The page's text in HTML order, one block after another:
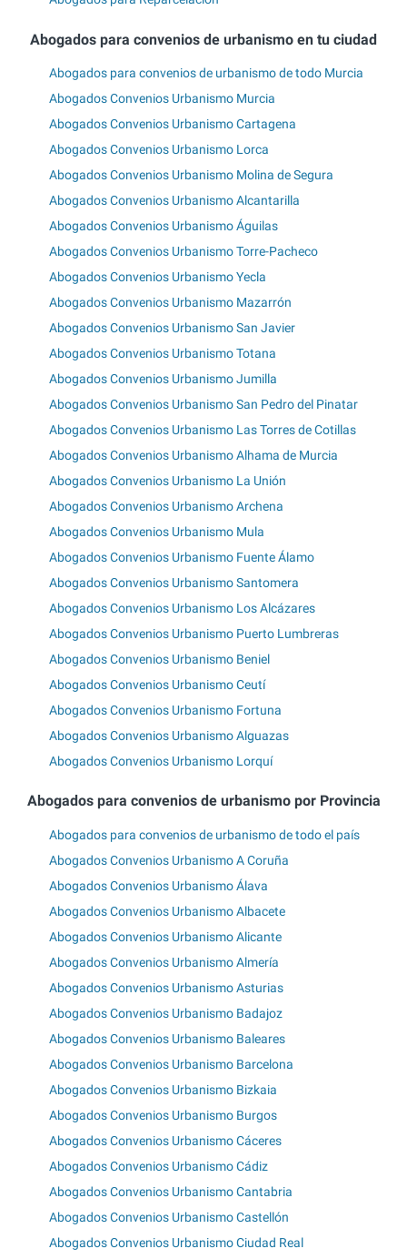
Abogados para convenios de urbanismo en tu ciudad
Abogados para convenios de urbanismo de todo Murcia
Abogados Convenios Urbanismo Murcia
Abogados Convenios Urbanismo Cartagena
Abogados Convenios Urbanismo Lorca
Abogados Convenios Urbanismo Molina de Segura
Abogados Convenios Urbanismo Alcantarilla
Abogados Convenios Urbanismo Águilas
Abogados Convenios Urbanismo Torre-Pacheco
Abogados Convenios Urbanismo Yecla
Abogados Convenios Urbanismo Mazarrón
Abogados Convenios Urbanismo San Javier
Abogados Convenios Urbanismo Totana
Abogados Convenios Urbanismo Jumilla
Abogados Convenios Urbanismo San Pedro del Pinatar
Abogados Convenios Urbanismo Las Torres de Cotillas
Abogados Convenios Urbanismo Alhama de Murcia
Abogados Convenios Urbanismo La Unión
Abogados Convenios Urbanismo Archena
Abogados Convenios Urbanismo Mula
Abogados Convenios Urbanismo Fuente Álamo
Abogados Convenios Urbanismo Santomera
Abogados Convenios Urbanismo Los Alcázares
Abogados Convenios Urbanismo Puerto Lumbreras
Abogados Convenios Urbanismo Beniel
Abogados Convenios Urbanismo Ceutí
Abogados Convenios Urbanismo Fortuna
Abogados Convenios Urbanismo Alguazas
Abogados Convenios Urbanismo Lorquí
Abogados para convenios de urbanismo por Provincia
Abogados para convenios de urbanismo de todo el país
Abogados Convenios Urbanismo A Coruña
Abogados Convenios Urbanismo Álava
Abogados Convenios Urbanismo Albacete
Abogados Convenios Urbanismo Alicante
Abogados Convenios Urbanismo Almería
Abogados Convenios Urbanismo Asturias
Abogados Convenios Urbanismo Badajoz
Abogados Convenios Urbanismo Baleares
Abogados Convenios Urbanismo Barcelona
Abogados Convenios Urbanismo Bizkaia
Abogados Convenios Urbanismo Burgos
Abogados Convenios Urbanismo Cáceres
Abogados Convenios Urbanismo Cádiz
Abogados Convenios Urbanismo Cantabria
Abogados Convenios Urbanismo Castellón
Abogados Convenios Urbanismo Ciudad Real